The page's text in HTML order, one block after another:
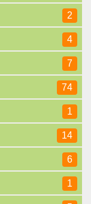
2
4
7
74
1
14
6
1